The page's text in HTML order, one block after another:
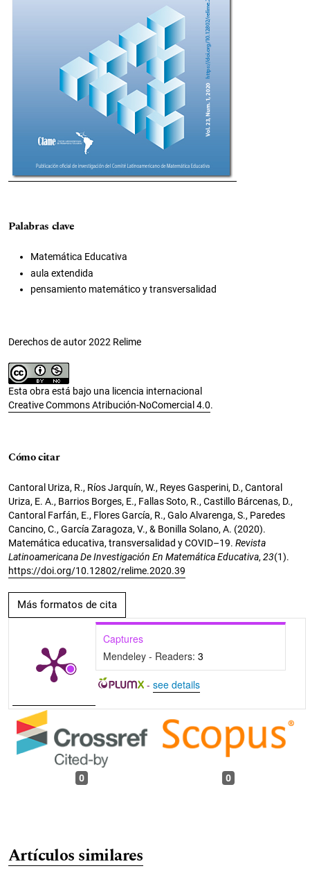
Palabras clave
Matemática Educativa
aula extendida
pensamiento matemático y transversalidad
Derechos de autor 2022 Relime
Esta obra está bajo una licencia internacional
Creative Commons Atribución-NoComercial 4.0.
Cómo citar
Cantoral Uriza, R., Ríos Jarquín, W., Reyes Gasperini, D., Cantoral
Uriza, E. A., Barrios Borges, E., Fallas Soto, R., Castillo Bárcenas, D.,
Cantoral Farfán, E., Flores García, R., Galo Alvarenga, S., Paredes
Cancino, C., García Zaragoza, V., & Bonilla Solano, A. (2020).
Matemática educativa, transversalidad y COVID–19. Revista
Latinoamericana De Investigación En Matemática Educativa, 23(1).
https://doi.org/10.12802/relime.2020.39
Más formatos de cita
Captures
Mendeley - Readers: 3
- see details
0 0
Artículos similares